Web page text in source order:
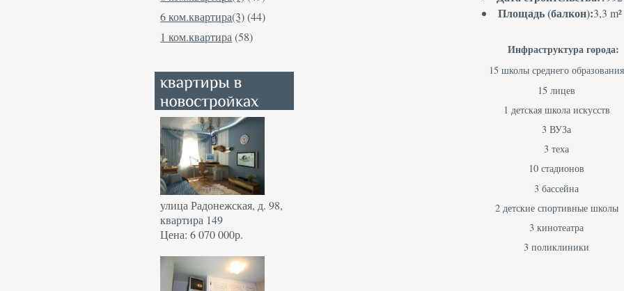
6 ком.квартира(3)(44)
1 ком.квартира (58)
улица Радонежская, д. 98,
квартира 149
Цена: 6 070 000р.
Площадь (балкон):3,3 m²
Инфраструктура города:
15 школы среднего образования
15 лицев
1 детская школа искусств
3 ВУЗа
3 теха
10 стадионов
3 бассейна
2 детские спортивные школы
3 кинотеатра
3 поликлиники